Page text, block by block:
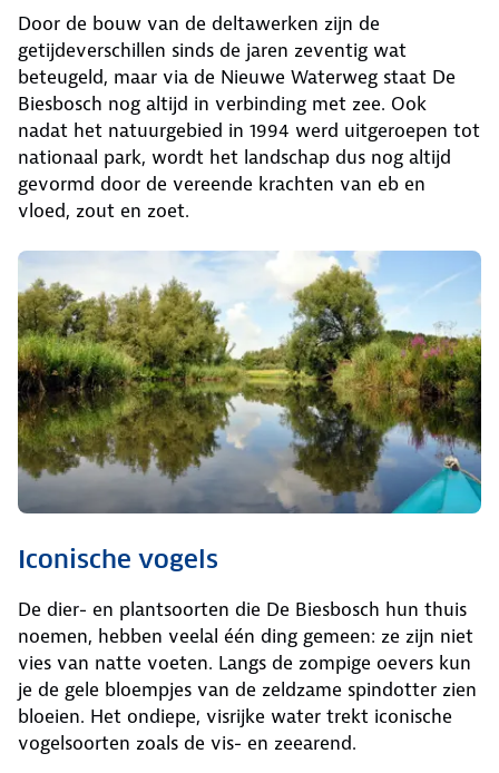
Door de bouw van de deltawerken zijn de
getijdeverschillen sinds de jaren zeventig wat
beteugeld, maar via de Nieuwe Waterweg staat De
Biesbosch nog altijd in verbinding met zee. Ook
nadat het natuurgebied in 1994 werd uitgeroepen tot
nationaal park, wordt het landschap dus nog altijd
gevormd door de vereende krachten van eb en
vloed, zout en zoet.
Iconische vogels
De dier- en plantsoorten die De Biesbosch hun thuis
noemen, hebben veelal één ding gemeen: ze zijn niet
vies van natte voeten. Langs de zompige oevers kun
je de gele bloempjes van de zeldzame spindotter zien
bloeien. Het ondiepe, visrijke water trekt iconische
vogelsoorten zoals de vis- en zeearend.